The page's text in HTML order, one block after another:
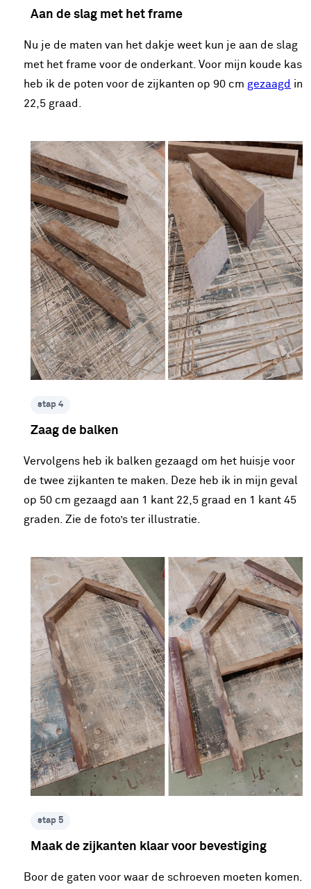
Aan de slag met het frame
Nu je de maten van het dakje weet kun je aan de slag
met het frame voor de onderkant. Voor mijn koude kas
heb ik de poten voor de zijkanten op 90 cm gezaagd in
22,5 graad.
stap 4
Zaag de balken
Vervolgens heb ik balken gezaagd om het huisje voor
de twee zijkanten te maken. Deze heb ik in mijn geval
op 50 cm gezaagd aan 1 kant 22,5 graad en 1 kant 45
graden. Zie de foto’s ter illustratie.
stap 5
Maak de zijkanten klaar voor bevestiging
Boor de gaten voor waar de schroeven moeten komen.